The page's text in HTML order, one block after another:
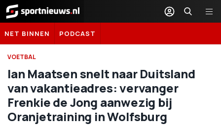
Sportnieuws.nl
NET BINNEN PODCAST
VOETBAL
Ian Maatsen snelt naar Duitsland
van vakantieadres: vervanger
Frenkie de Jong aanwezig bij
Oranjetraining in Wolfsburg